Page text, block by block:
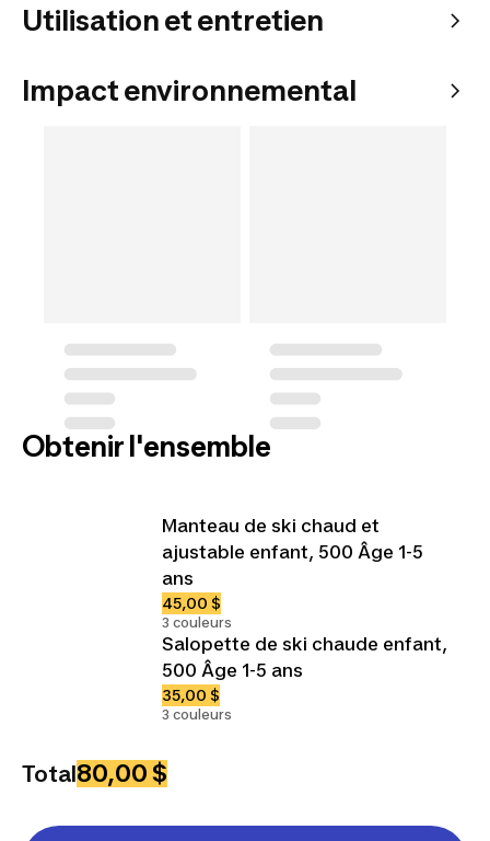
Utilisation et entretien
Impact environnemental
Obtenir l'ensemble
Manteau de ski chaud et
ajustable enfant, 500 Âge 1-5
ans
45,00 $
3 couleurs
Salopette de ski chaude enfant,
500 Âge 1-5 ans
35,00 $
3 couleurs
Total80,00 $